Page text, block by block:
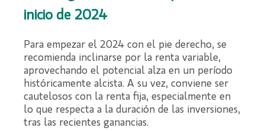
inicio de 2024
Para empezar el 2024 con el pie derecho, se
recomienda inclinarse por la renta variable,
aprovechando el potencial alza en un período
históricamente alcista. A su vez, conviene ser
cautelosos con la renta fija, especialmente en
lo que respecta a la duración de las inversiones,
tras las recientes ganancias.